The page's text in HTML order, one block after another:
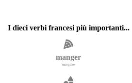
I dieci verbi francesi più importanti...
manger
mangiare